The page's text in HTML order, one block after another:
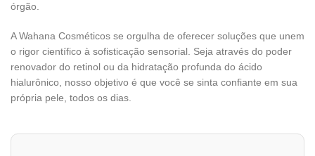
órgão.
A Wahana Cosméticos se orgulha de oferecer soluções que unem
o rigor científico à sofisticação sensorial. Seja através do poder
renovador do retinol ou da hidratação profunda do ácido
hialurônico, nosso objetivo é que você se sinta confiante em sua
própria pele, todos os dias.